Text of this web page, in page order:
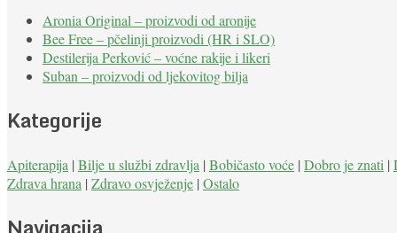
Aronia Original – proizvodi od aronije
Bee Free – pčelinji proizvodi (HR i SLO)
Destilerija Perković – voćne rakije i likeri
Suban – proizvodi od ljekovitog bilja
Kategorije
Apiterapija | Bilje u službi zdravlja | Bobičasto voće | Dobro je znati |
Zdrava hrana | Zdravo osvježenje | Ostalo